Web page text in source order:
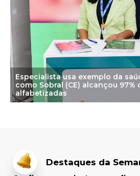
Especialista usa exemplo da
como Sobral (CE) alcançou 97%
alfabetizadas
Destaques da